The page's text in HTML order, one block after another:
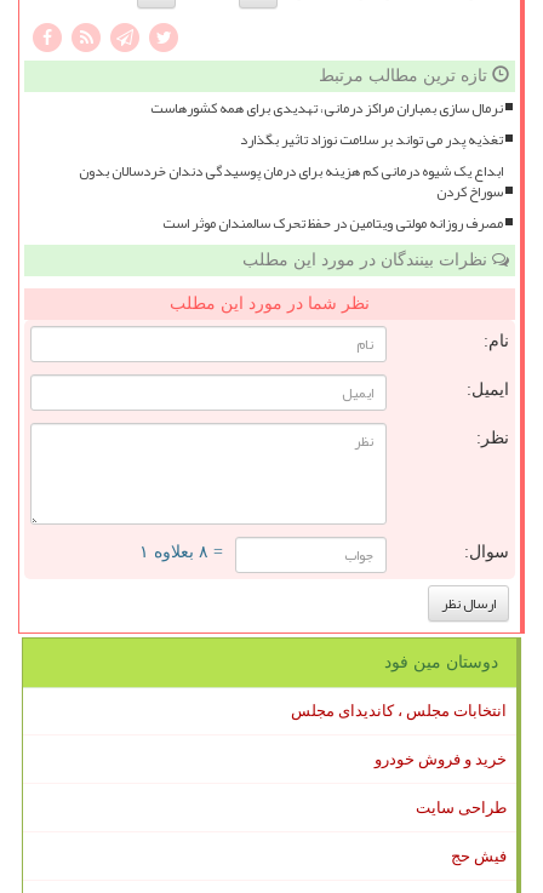
تازه ترین مطالب مرتبط
نرمال سازی بمباران مراکز درمانی، تهدیدی برای همه کشورهاست
تغذیه پدر می تواند بر سلامت نوزاد تاثیر بگذارد
ابداع یک شیوه درمانی کم هزینه برای درمان پوسیدگی دندان خردسالان بدون
سوراخ کردن
مصرف روزانه مولتی ویتامین در حفظ تحرک سالمندان موثر است
نظرات بینندگان در مورد این مطلب
نظر شما در مورد این مطلب
نام:
ایمیل:
نظر:
سوال: = ۸ بعلاوه ۱
دوستان مین فود
انتخابات مجلس ، کاندیدای مجلس
خرید و فروش خودرو
طراحی سایت
فیش حج